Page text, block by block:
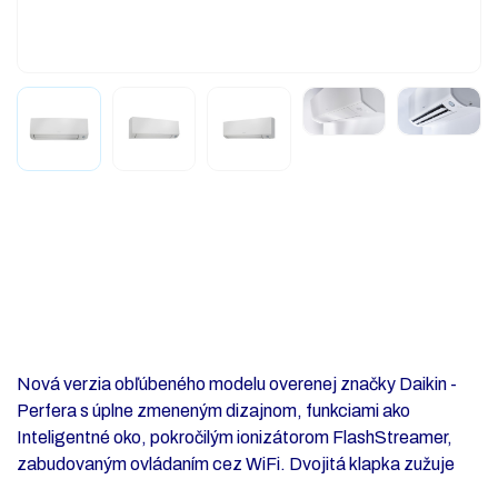
Nová verzia obľúbeného modelu overenej značky Daikin -
Perfera s úplne zmeneným dizajnom, funkciami ako
Inteligentné oko, pokročilým ionizátorom FlashStreamer,
zabudovaným ovládaním cez WiFi. Dvojitá klapka zužuje